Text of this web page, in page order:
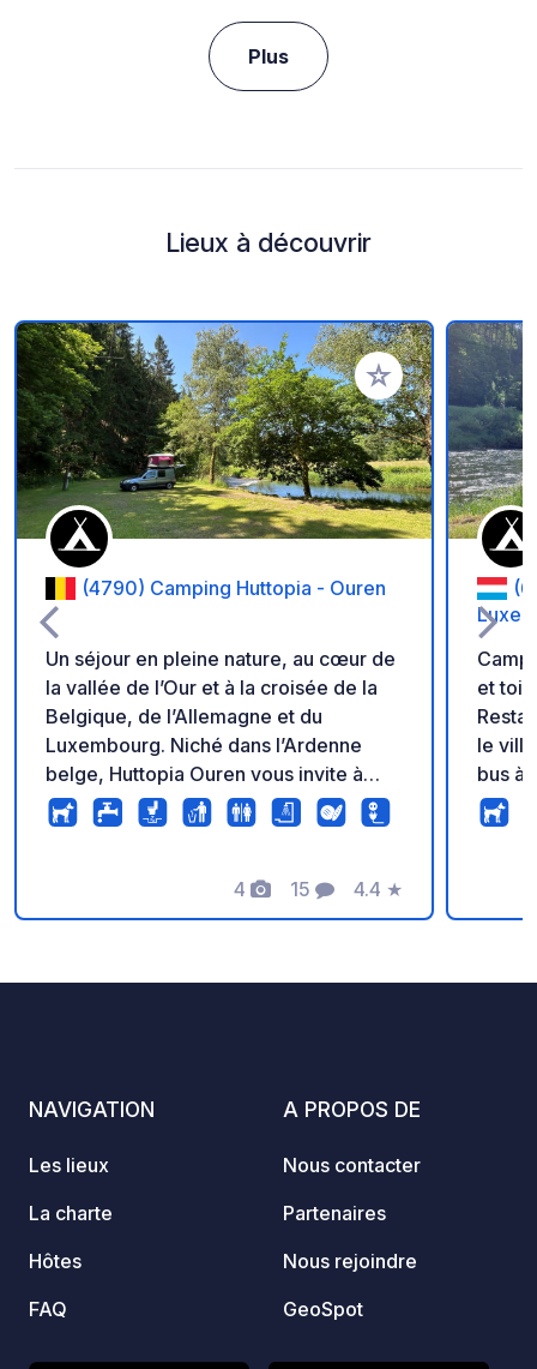
Plus
Lieux à découvrir
Ajouter à vos
(4790) Camping Huttopia - Ouren
Un séjour en pleine nature, au cœur de
la vallée de l’Our et à la croisée de la
Belgique, de l’Allemagne et du
Luxembourg. Niché dans l’Ardenne
belge, Huttopia Ouren vous invite à
découvrir une région authentique et
préservée de la Belgique, entre forêts
4
Photos
15
Commentaires
4.4
Note
★
et
le
bus à
juste
cadre
NAVIGATION
Les lieux
La charte
Hôtes
FAQ
A PROPOS DE
Nous contacter
Partenaires
Nous rejoindre
GeoSpot